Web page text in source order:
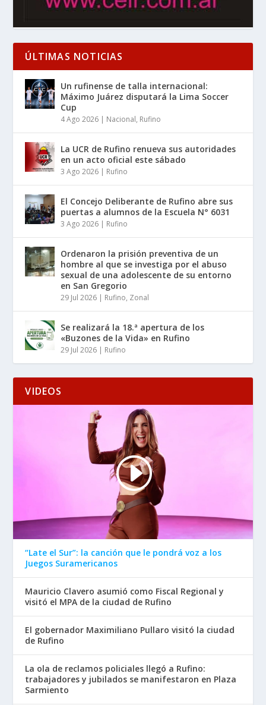
ÚLTIMAS NOTICIAS
Un rufinense de talla internacional:
Máximo Juárez disputará la Lima Soccer
Cup
4 Ago 2026 | Nacional, Rufino
La UCR de Rufino renueva sus autoridades
en un acto oficial este sábado
3 Ago 2026 | Rufino
El Concejo Deliberante de Rufino abre sus
puertas a alumnos de la Escuela N° 6031
3 Ago 2026 | Rufino
Ordenaron la prisión preventiva de un
hombre al que se investiga por el abuso
sexual de una adolescente de su entorno
en San Gregorio
29 Jul 2026 | Rufino, Zonal
Se realizará la 18.ª apertura de los
«Buzones de la Vida» en Rufino
29 Jul 2026 | Rufino
VIDEOS
“Late el Sur”: la canción que le pondrá voz a los
Juegos Suramericanos
Mauricio Clavero asumió como Fiscal Regional y
visitó el MPA de la ciudad de Rufino
El gobernador Maximiliano Pullaro visitó la ciudad
de Rufino
La ola de reclamos policiales llegó a Rufino:
trabajadores y jubilados se manifestaron en Plaza
Sarmiento